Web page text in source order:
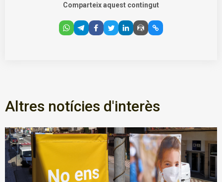
Comparteix aquest contingut
Altres notícies d'interès